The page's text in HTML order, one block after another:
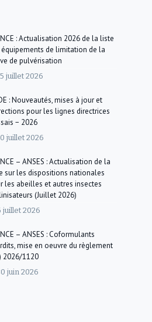
: Actualisation 2026 de la liste
équipements de limitation de la
de pulvérisation
juillet 2026
: Nouveautés, mises à jour et
pour les lignes directrices
− 2026
juillet 2026
– ANSES : Actualisation de la
sur les dispositions nationales
les abeilles et autres insectes
(Juillet 2026)
juillet 2026
– ANSES : Coformulants
mise en oeuvre du règlement
2026/1120
juin 2026